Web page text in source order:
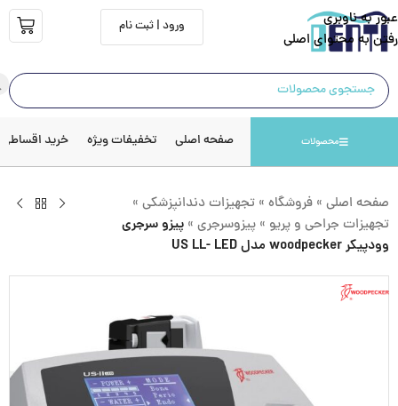
عبور به ناوبری
رفتن به محتوای اصلی
ورود | ثبت نام
محصولات صفحه اصلی تخفیفات ویژه خرید اقساطی
صفحه اصلی » فروشگاه » تجهیزات دندانپزشکی »
تجهیزات جراحی و پریو » پیزوسرجری » پیزو سرجری
وودپیکر woodpecker مدل US LL- LED